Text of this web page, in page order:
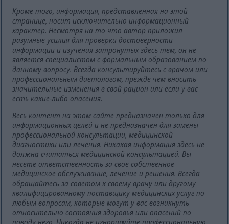
Кроме того, информация, представленная на этой
странице, носит исключительно информационный
характер. Несмотря на то что автор приложил
разумные усилия для проверки достоверности
информации и изучения затронутых здесь тем, он не
является специалистом с формальным образованием по
данному вопросу. Всегда консультируйтесь с врачом или
профессиональным диетологом, прежде чем вносить
значительные изменения в свой рацион или если у вас
есть какие-либо опасения.
Весь контент на этом сайте предназначен только для
информационных целей и не предназначен для замены
профессиональной консультации, медицинской
диагностики или лечения. Никакая информация здесь не
должна считаться медицинской консультацией. Вы
несете ответственность за свое собственное
медицинское обслуживание, лечение и решения. Всегда
обращайтесь за советом к своему врачу или другому
квалифицированному поставщику медицинских услуг по
любым вопросам, которые могут у вас возникнуть
относительно состояния здоровья или опасений по